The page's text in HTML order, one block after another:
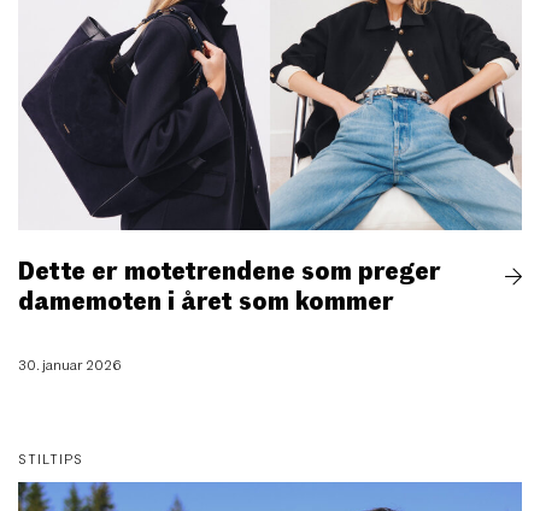
Dette er motetrendene som preger
damemoten i året som kommer
30. januar 2026
STILTIPS